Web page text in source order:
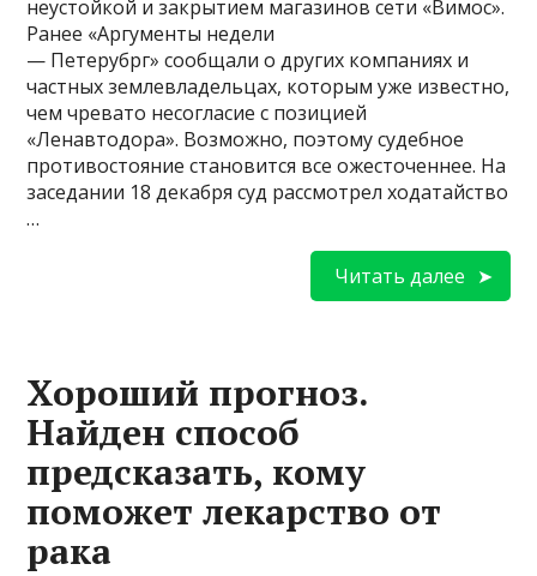
неустойкой и закрытием магазинов сети «Вимос».
Ранее «Аргументы недели
— Петерубрг» сообщали о других компаниях и
частных землевладельцах, которым уже известно,
чем чревато несогласие с позицией
«Ленавтодора». Возможно, поэтому судебное
противостояние становится все ожесточеннее. На
заседании 18 декабря суд рассмотрел ходатайство
…
Читать далее
Хороший прогноз.
Найден способ
предсказать, кому
поможет лекарство от
рака